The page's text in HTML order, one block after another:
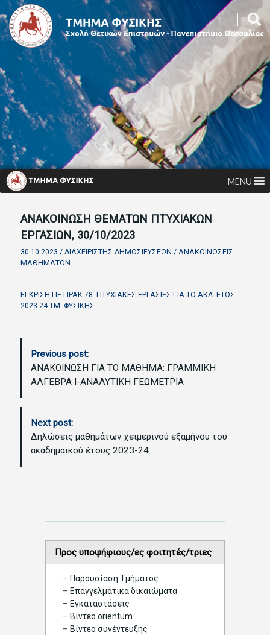
MENU
ΑΝΑΚΟΙΝΩΣΗ ΘΕΜΑΤΩΝ ΠΤΥΧΙΑΚΩΝ
ΕΡΓΑΣΙΩΝ, 30/10/2023
30.10.2023 / ΔΙΑΧΕΙΡΙΣΤΉΣ ΔΗΜΟΣΙΕΎΣΕΩΝ / ΑΝΑΚΟΙΝΏΣΕΙΣ
ΜΑΘΗΜΆΤΩΝ
ΕΓΚΡΙΣΗ ΠΕ ΠΡΑΚ 78 -ΠΤΥΧΙΑΚΕΣ ΕΡΓΑΣΙΕΣ ΓΙΑ ΤΟ ΑΚΔ. ΕΤΟΣ
2023-24 ΤΜ. ΦΥΣΙΚΗΣ
N
a
Previous post:
ΑΝΑΚΟΙΝΩΣΗ ΓΙΑ ΤΟ ΜΑΘΗΜΑ: ΓΡΑΜΜΙΚΗ
ΑΛΓΕΒΡΑ Ι-ΑΝΑΛΥΤΙΚΗ ΓΕΩΜΕΤΡΙΑ
Next post:
Δηλώσεις μαθημάτων χειμερινού εξαμήνου του
ακαδημαϊκού έτους 2023-24
Προς υποψήφιους/ες φοιτητές/τριες
– Παρουσίαση Τμήματος
– Επαγγελματικά δικαιώματα
– Eγκαταστάσεις
– Βίντεο orientum
– Bίντεο συνέντευξης